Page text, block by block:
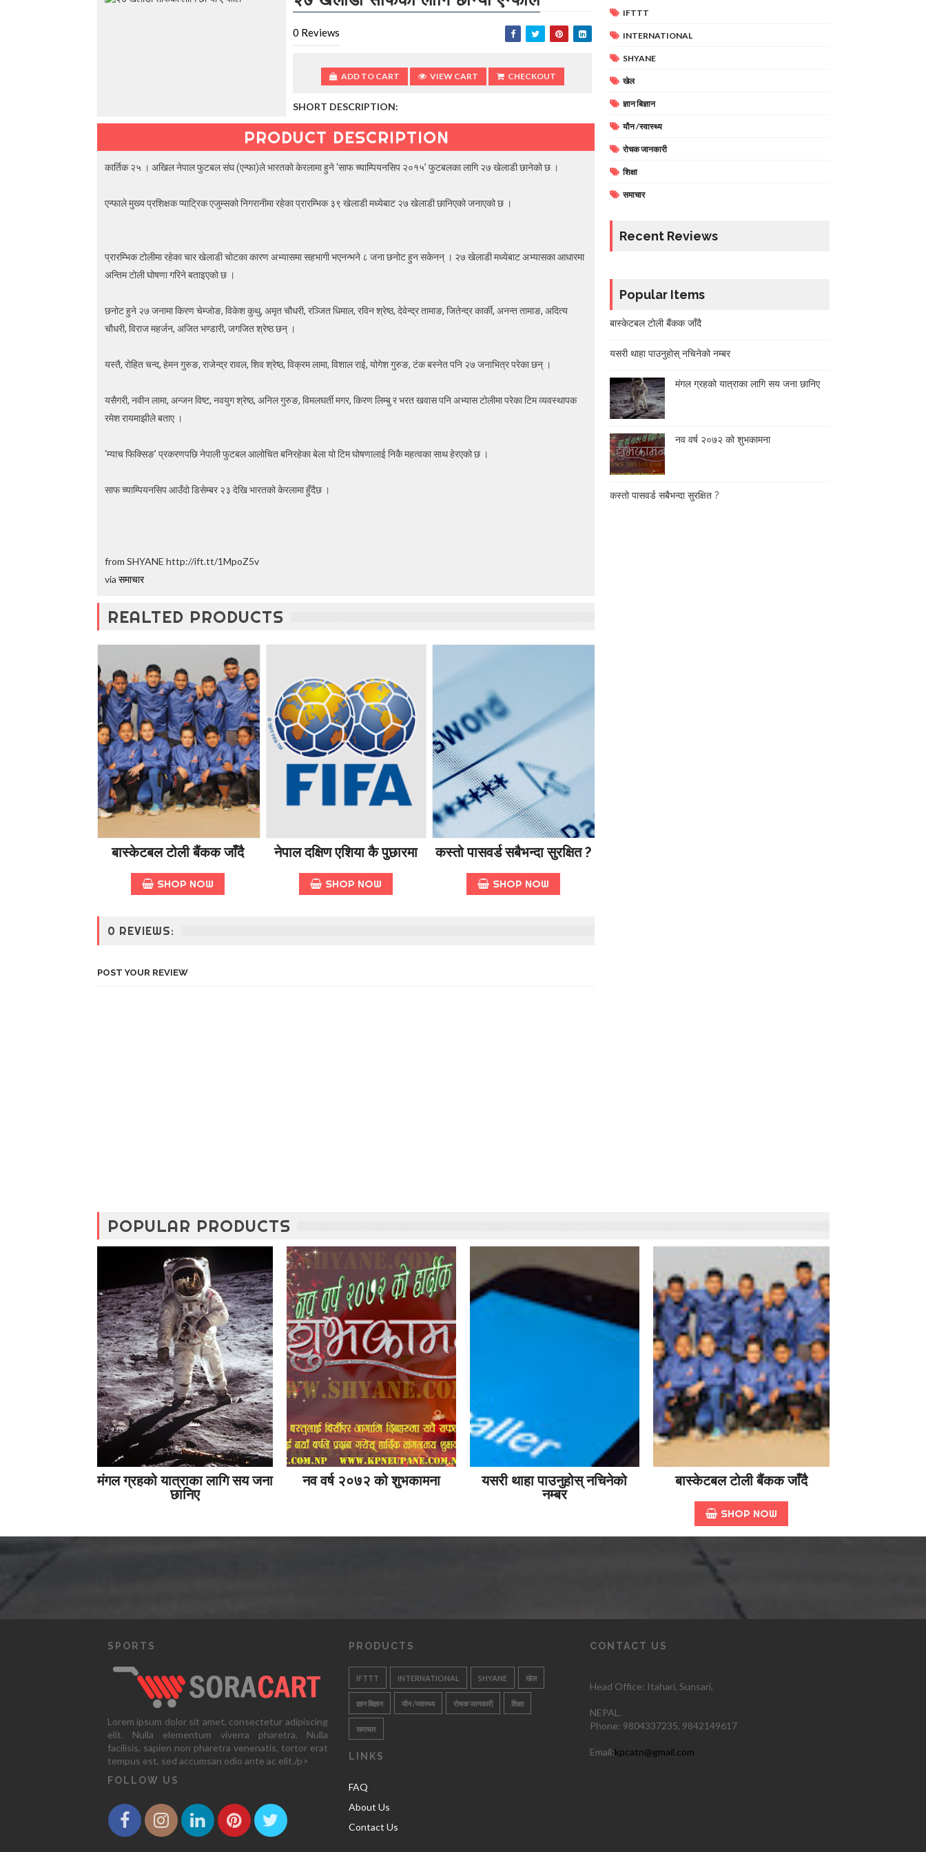
o
C
0 Reviews
ADD TO CART VIEW CART CHECKOUT
SHORT DESCRIPTION:
PRODUCT DESCRIPTION
कार्तिक २५ । अखिल नेपाल फुटबल संघ (एन्फा)ले भारतको केरलामा हुने ‘साफ च्याम्पियनसिप २०१५’ फुटबलका लागि २७ खेलाडी छानेको छ ।
एन्फाले मुख्य प्रशिक्षक प्याट्रिक एजुम्सको निगरानीमा रहेका प्रारम्भिक ३९ खेलाडी मध्येबाट २७ खेलाडी छानिएको जनाएको छ ।
प्रारम्भिक टोलीमा रहेका चार खेलाडी चोटका कारण अभ्यासमा सहभागी भएनन्भने ८ जना छनोट हुन सकेनन् । २७ खेलाडी मध्येबाट अभ्यासका आधारमा
अन्तिम टोली घोषणा गरिने बताइएको छ ।
छनोट हुने २७ जनामा किरण चेम्जोङ, विकेश कुथु, अमृत चौधरी, रञ्जित धिमाल, रविन श्रेष्ठ, देवेन्द्र तामाङ, जितेन्द्र कार्की, अनन्त तामाङ, अदित्य
चौधरी, विराज महर्जन, अजित भण्डारी, जगजित श्रेष्ठ छन् ।
यस्तै, रोहित चन्द, हेमन गुरुङ, राजेन्द्र रावल, शिव श्रेष्ठ, विक्रम लामा, विशाल राई, योगेश गुरुङ, टंक बस्नेत पनि २७ जनाभित्र परेका छन् ।
यसैगरी, नवीन लामा, अन्जन विष्ट, नवयुग श्रेष्ठ, अनिल गुरुङ, विमलघर्ती मगर, किरण लिम्बु र भरत खवास पनि अभ्यास टोलीमा परेका टिम व्यवस्थापक
रमेश रायमाझीले बताए ।
‘म्याच फिक्सिङ’ प्रकरणपछि नेपाली फुटबल आलोचित बनिरहेका बेला यो टिम घोषणालाई निकै महत्वका साथ हेरएको छ ।
साफ च्याम्पियनसिप आउँदो डिसेम्बर २३ देखि भारतको केरलामा हुँदैछ ।
from SHYANE http://ift.tt/1MpoZ5v
via समाचार
REALTED PRODUCTS
बास्केटबल टोली बैंकक जाँदै
SHOP NOW
नेपाल दक्षिण एशिया कै पुछारमा
SHOP NOW
कस्तो पासवर्ड सबैभन्दा सुरक्षित ?
SHOP NOW
0 REVIEWS:
POST YOUR REVIEW
IFTTT
INTERNATIONAL
SHYANE
खेल
ज्ञान बिज्ञान
यौन /स्वास्थ्य
रोचक जानकारी
शिक्षा
समाचार
Recent Reviews
Popular Items
बास्केटबल टोली बैंकक जाँदै
यसरी थाहा पाउनुहोस् नचिनेको नम्बर
मंगल ग्रहको यात्राका लागि सय जना छानिए
नव वर्ष २०७२ को शुभकामना
कस्तो पासवर्ड सबैभन्दा सुरक्षित ?
POPULAR PRODUCTS
मंगल ग्रहको यात्राका लागि सय जना
छानिए
नव वर्ष २०७२ को शुभकामना
यसरी थाहा पाउनुहोस् नचिनेको
नम्बर
बास्केटबल टोली बैंकक जाँदै
SHOP NOW
SPORTS
Lorem ipsum dolor sit amet, consectetur adipiscing
elit. Nulla elementum viverra pharetra. Nulla
facilisis, sapien non pharetra venenatis, tortor erat
tempus est, sed accumsan odio ante ac elit./p>
FOLLOW US
PRODUCTS
IFTTT INTERNATIONAL SHYANE खेल
ज्ञान बिज्ञान यौन /स्वास्थ्य रोचक जानकारी शिक्षा
समाचार
LINKS
FAQ
About Us
Contact Us
CONTACT US
Head Office: Itahari, Sunsari,
NEPAL.
Phone: 9804337235, 9842149617
Email:kpcatn@gmail.com